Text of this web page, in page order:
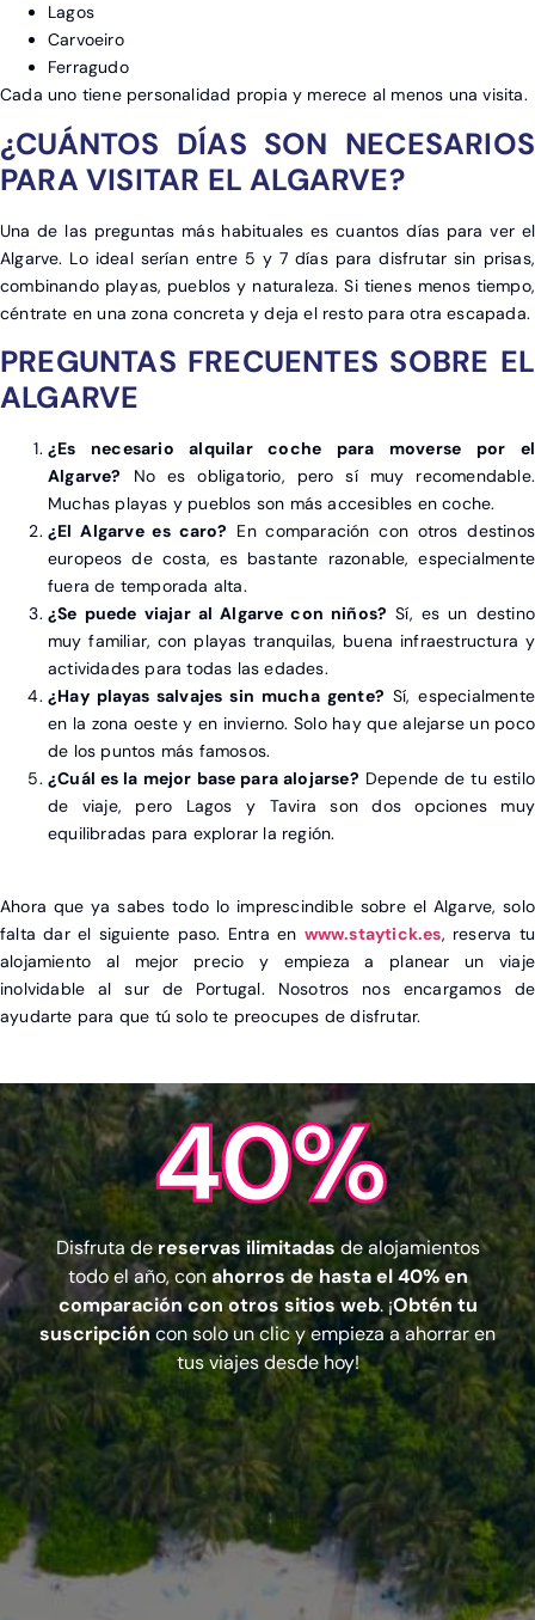
Lagos
Carvoeiro
Ferragudo
Cada uno tiene personalidad propia y merece al menos una visita.
¿CUÁNTOS DÍAS SON NECESARIOS
PARA VISITAR EL ALGARVE?
Una de las preguntas más habituales es cuantos días para ver el
Algarve. Lo ideal serían entre 5 y 7 días para disfrutar sin prisas,
combinando playas, pueblos y naturaleza. Si tienes menos tiempo,
céntrate en una zona concreta y deja el resto para otra escapada.
PREGUNTAS FRECUENTES SOBRE EL
ALGARVE
¿Es necesario alquilar coche para moverse por el
Algarve? No es obligatorio, pero sí muy recomendable.
Muchas playas y pueblos son más accesibles en coche.
¿El Algarve es caro? En comparación con otros destinos
europeos de costa, es bastante razonable, especialmente
fuera de temporada alta.
¿Se puede viajar al Algarve con niños? Sí, es un destino
muy familiar, con playas tranquilas, buena infraestructura y
actividades para todas las edades.
¿Hay playas salvajes sin mucha gente? Sí, especialmente
en la zona oeste y en invierno. Solo hay que alejarse un poco
de los puntos más famosos.
¿Cuál es la mejor base para alojarse? Depende de tu estilo
de viaje, pero Lagos y Tavira son dos opciones muy
equilibradas para explorar la región.
Ahora que ya sabes todo lo imprescindible sobre el Algarve, solo
falta dar el siguiente paso. Entra en www.staytick.es, reserva tu
alojamiento al mejor precio y empieza a planear un viaje
inolvidable al sur de Portugal. Nosotros nos encargamos de
ayudarte para que tú solo te preocupes de disfrutar.
40%
Disfruta dereservas ilimitadas de alojamientos
todo el año, conahorros de hasta el 40% en
comparación con otros sitios web. ¡Obtén tu
suscripcióncon solo un clic y empieza a ahorrar en
tus viajes desde hoy!